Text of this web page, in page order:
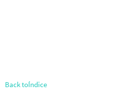
Back toÍndice